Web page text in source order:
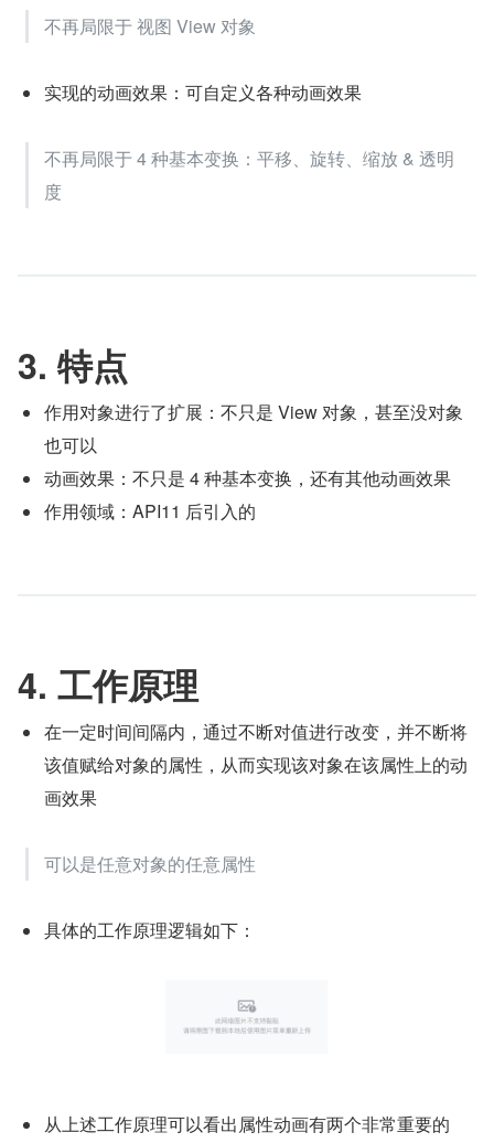
不再局限于 视图 View 对象
实现的动画效果：可自定义各种动画效果
不再局限于 4 种基本变换：平移、旋转、缩放 & 透明
度
3. 特点
作用对象进行了扩展：不只是 View 对象，甚至没对象
也可以
动画效果：不只是 4 种基本变换，还有其他动画效果
作用领域：API11 后引入的
4. 工作原理
在一定时间间隔内，通过不断对值进行改变，并不断将
该值赋给对象的属性，从而实现该对象在该属性上的动
画效果
可以是任意对象的任意属性
具体的工作原理逻辑如下：
从上述工作原理可以看出属性动画有两个非常重要的